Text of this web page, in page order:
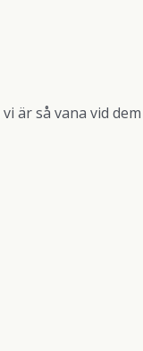
är så vana vid